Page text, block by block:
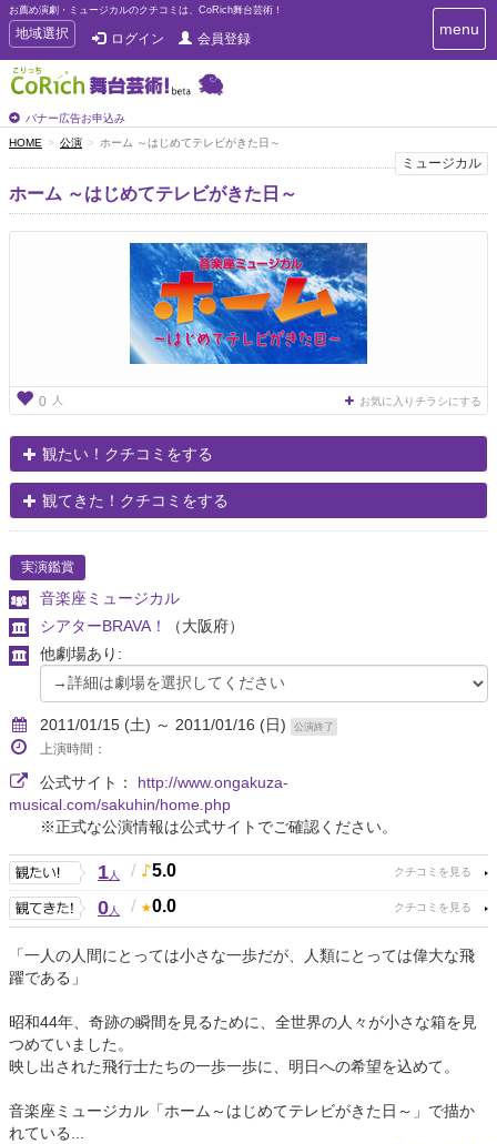
お薦め演劇・ミュージカルのクチコミは、CoRich舞台芸術！
T
o
g
g
e
n
a
v
i
地域選択 ログイン 会員登録
バナー広告お申込み
T
o
n
i
menu
HOME 公演 ホーム ～はじめてテレビがきた日～
ミュージカル
ホーム ～はじめてテレビがきた日～
0 人 お気に入りチラシにする
観たい！クチコミをする
観てきた！クチコミをする
実演鑑賞
音楽座ミュージカル
シアターBRAVA！
（大阪府）
他劇場あり:
2011/01/15 (土) ～ 2011/01/16 (日) 公演終了
上演時間：
公式サイト： http://www.ongakuza-
musical.com/sakuhin/home.php
※正式な公演情報は公式サイトでご確認ください。
1人 / 5.0
0人 / 0.0
「一人の人間にとっては小さな一歩だが、人類にとっては偉大な飛
躍である」
昭和44年、奇跡の瞬間を見るために、全世界の人々が小さな箱を見
つめていました。
映し出された飛行士たちの一歩一歩に、明日への希望を込めて。
音楽座ミュージカル「ホーム～はじめてテレビがきた日～」で描か
れている...